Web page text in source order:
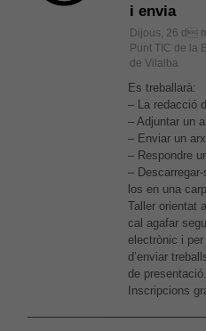
i envia
Dijous, 26 d
Punt TIC de la
de Vilalba
Es treballarà:
– La redacció
– Adjuntar un
– Enviar un
– Respondre
–
los en una
Taller orientat
cal agafar
electrònic i
d’enviar
de presentació.
Inscripcions